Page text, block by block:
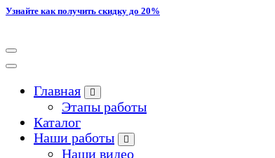
Узнайте как получить скидку до 20%
Главная
Этапы работы
Каталог
Наши работы
Наши видео